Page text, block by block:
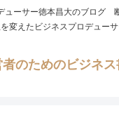
ューサー徳本昌大のブログ
変えたビジネスプロデュー
のためのビジネス